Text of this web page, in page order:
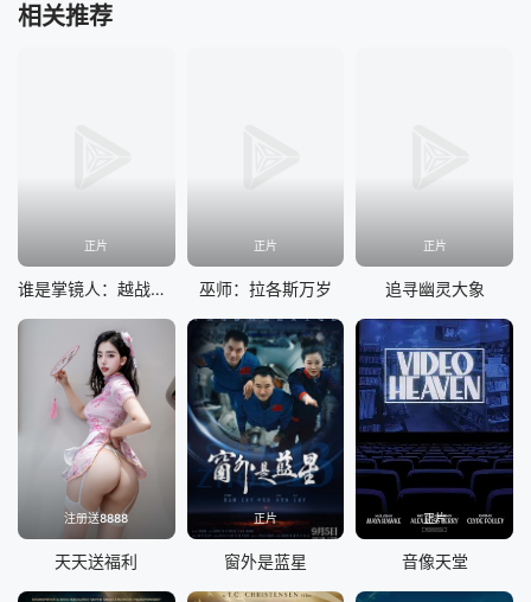
相关推荐
正片
谁是掌镜人：越战经典照片之谜
正片
巫师：拉各斯万岁
正片
追寻幽灵大象
注册送8888
天天送福利
正片
窗外是蓝星
正片
音像天堂